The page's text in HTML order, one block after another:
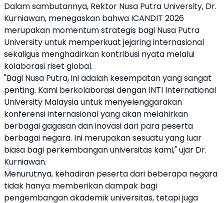
Dalam sambutannya, Rektor Nusa Putra University, Dr.
Kurniawan, menegaskan bahwa ICANDIT 2026
merupakan momentum strategis bagi Nusa Putra
University untuk memperkuat jejaring internasional
sekaligus menghadirkan kontribusi nyata melalui
kolaborasi riset global.
"Bagi Nusa Putra, ini adalah kesempatan yang sangat
penting. Kami berkolaborasi dengan INTI International
University Malaysia untuk menyelenggarakan
konferensi internasional yang akan melahirkan
berbagai gagasan dan inovasi dari para peserta
berbagai negara. Ini merupakan sesuatu yang luar
biasa bagi perkembangan universitas kami," ujar Dr.
Kurniawan.
Menurutnya, kehadiran peserta dari beberapa negara
tidak hanya memberikan dampak bagi
pengembangan akademik universitas, tetapi juga